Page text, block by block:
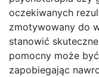
oczekiwanych
zmotywowany do
stanowić
pomocny może
zapobiegając